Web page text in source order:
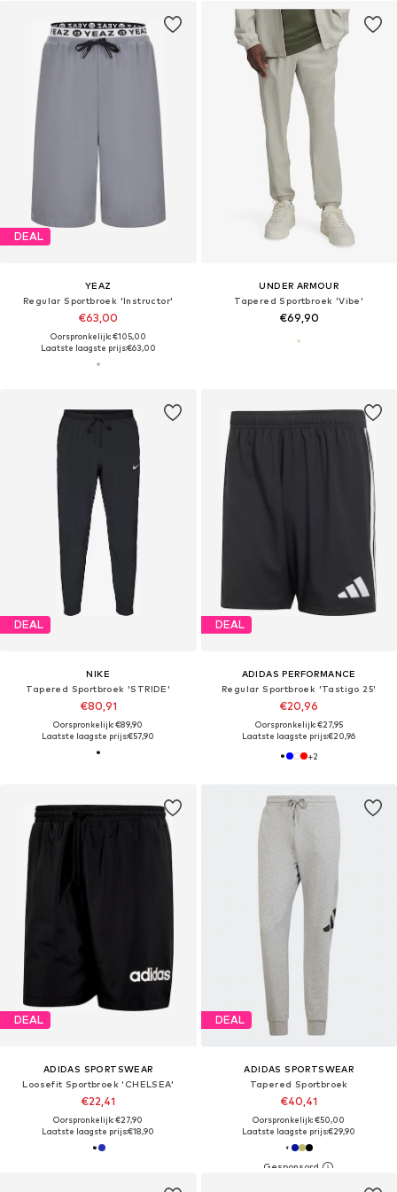
DEAL
YEAZ
Regular Sportbroek 'Instructor'
€63,00
Oorspronkelijk: €105,00
Laatste laagste prijs:€63,00
UNDER ARMOUR
Tapered Sportbroek 'Vibe'
€69,90
DEAL
NIKE
Tapered Sportbroek 'STRIDE'
€80,91
Oorspronkelijk: €89,90
Laatste laagste prijs:€57,90
DEAL
ADIDAS PERFORMANCE
Regular Sportbroek 'Tastigo 25'
€20,96
Oorspronkelijk: €27,95
Laatste laagste prijs:€20,96
+2
DEAL
ADIDAS SPORTSWEAR
Loosefit Sportbroek 'CHELSEA'
€22,41
Oorspronkelijk: €27,90
Laatste laagste prijs:€18,90
DEAL
ADIDAS SPORTSWEAR
Tapered Sportbroek
€40,41
Oorspronkelijk: €50,00
Laatste laagste prijs:€29,90